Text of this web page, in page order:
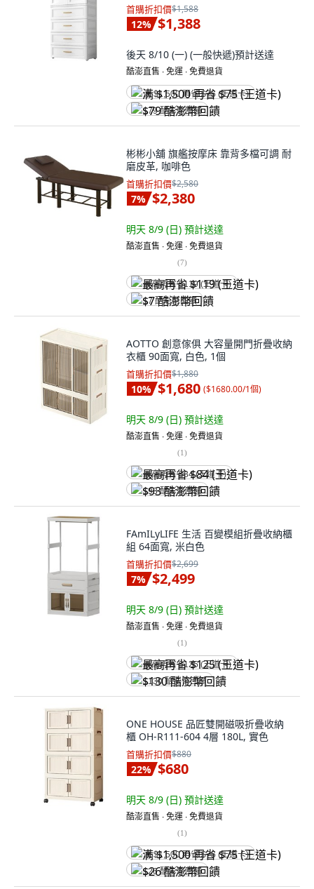
首購折扣價$1,588
12% $1,388
後天 8/10 (一) (一般快遞)預計送達
酷澎直售 ∙ 免運 ∙ 免費退貨
满 $1,500 再省 $75 (王道卡)
$79 酷澎幣回饋
彬彬小舖 旗艦按摩床 靠背多檔可調 耐
磨皮革, 咖啡色
首購折扣價$2,580
7% $2,380
明天 8/9 (日) 預計送達
酷澎直售 ∙ 免運 ∙ 免費退貨
(7)
最高再省 $119 (王道卡)
$7 酷澎幣回饋
AOTTO 創意傢俱 大容量開門折疊收納
衣櫃 90面寬, 白色, 1個
首購折扣價$1,880
10% $1,680 ($1680.00/1個)
明天 8/9 (日) 預計送達
酷澎直售 ∙ 免運 ∙ 免費退貨
(1)
最高再省 $84 (王道卡)
$93 酷澎幣回饋
FAmILyLIFE 生活 百變模組折疊收納櫃
組 64面寬, 米白色
首購折扣價$2,699
7% $2,499
明天 8/9 (日) 預計送達
酷澎直售 ∙ 免運 ∙ 免費退貨
(1)
最高再省 $125 (王道卡)
$130 酷澎幣回饋
ONE HOUSE 品匠雙開磁吸折疊收納
櫃 OH-R111-604 4層 180L, 實色
首購折扣價$880
22% $680
明天 8/9 (日) 預計送達
酷澎直售 ∙ 免運 ∙ 免費退貨
(1)
满 $1,500 再省 $75 (王道卡)
$26 酷澎幣回饋